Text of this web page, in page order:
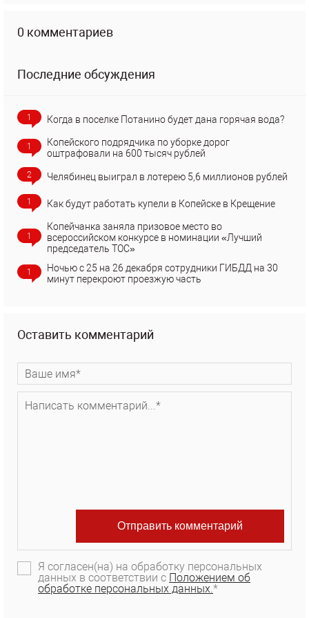
0 комментариев
Последние обсуждения
1 Когда в поселке Потанино будет дана горячая вода?
1
Копейского подрядчика по уборке дорог
оштрафовали на 600 тысяч рублей
2 Челябинец выиграл в лотерею 5,6 миллионов рублей
1 Как будут работать купели в Копейске в Крещение
1
Копейчанка заняла призовое место во
всероссийском конкурсе в номинации «Лучший
председатель ТОС»
1
Ночью с 25 на 26 декабря сотрудники ГИБДД на 30
минут перекроют проезжую часть
Оставить комментарий
Я согласен(на) на обработку персональных
данных в соответствии с Положением об
обработке персональных данных.*